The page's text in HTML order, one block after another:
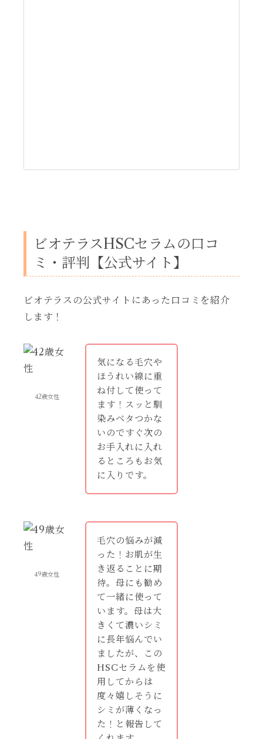
ビオテラスHSCセラムの口コ
ミ・評判【公式サイト】
ビオテラスの公式サイトにあった口コミを紹介
します！
42歳女性
気になる毛穴や
ほうれい線に重
ね付して使って
ます！スッと馴
染みベタつかな
いのですぐ次の
お手入れに入れ
るところもお気
に入りです。
49歳女性
毛穴の悩みが減
った！お肌が生
き返ることに期
待。母にも勧め
て一緒に使って
います。母は大
きくて濃いシミ
に長年悩んでい
ましたが、この
HSCセラムを使
用してからは
度々嬉しそうに
シミが薄くなっ
た！と報告して